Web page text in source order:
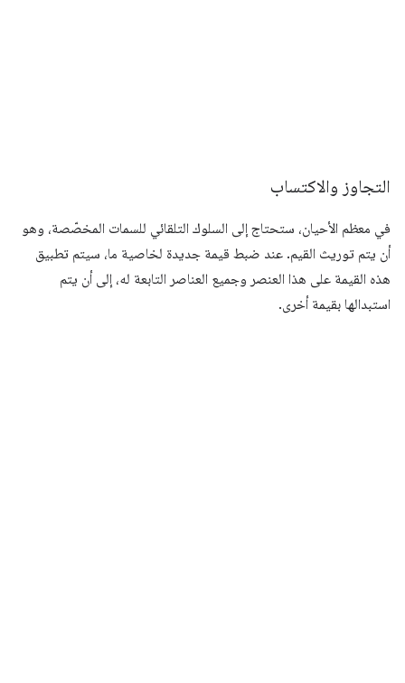
التجاوز والاكتساب
في معظم الأحيان، ستحتاج إلى السلوك التلقائي للسمات المخصّصة، وهو
أن يتم توريث القيم. عند ضبط قيمة جديدة لخاصية ما، سيتم تطبيق
هذه القيمة على هذا العنصر وجميع العناصر التابعة له، إلى أن يتم
استبدالها بقيمة أخرى.